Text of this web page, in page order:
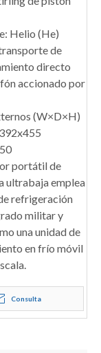
Helio (He)
de
directo
accionado por
(W×D×H)
portátil de
ultrabaja emplea
refrigeración
militar y
una unidad de
en frío móvil
Consulta